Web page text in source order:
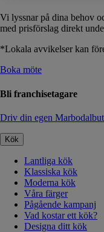
Vi lyssnar på dina behov
med prisförslag direkt
*Lokala avvikelser kan
Boka möte
Bli franchisetagare
Driv din egen
Kök
Lantliga kök
Klassiska kök
Moderna kök
Våra färger
Pågående kampanj
Vad kostar ett kök?
Designa ditt kök